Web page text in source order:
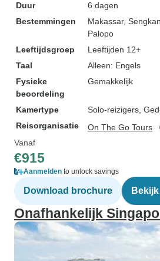
Duur
6 dagen
Bestemmingen
Makassar,
Palopo
Leeftijdsgroep
Leeftijden 12+
Taal
Alleen: Engels
Fysieke
beoordeling
Gemakkelijk
Kamertype
Solo-reizigers,
Reisorganisatie
On The Go Tours
Vanaf
€915
Aanmelden to unlock savings
Download brochure
Onafhankelijk